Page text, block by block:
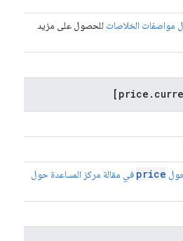
مواصفات الخلاصات للحصول على مزيد
price في مقالة مركز المساعدة حول